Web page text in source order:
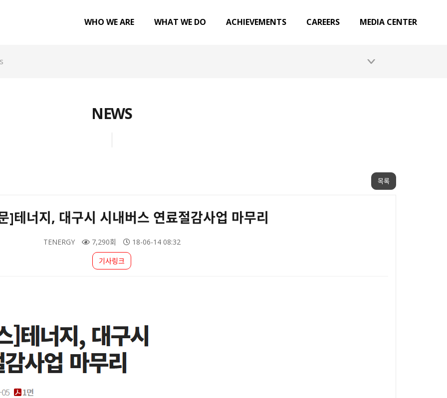
WHO WE ARE WHAT WE DO ACHIEVEMENTS CAREERS MEDIA CENTER
NEWS
목록
]테너지, 대구시 시내버스 연료절감사업 마무리
TENERGY 7,290회
18-06-14 08:32
기사링크